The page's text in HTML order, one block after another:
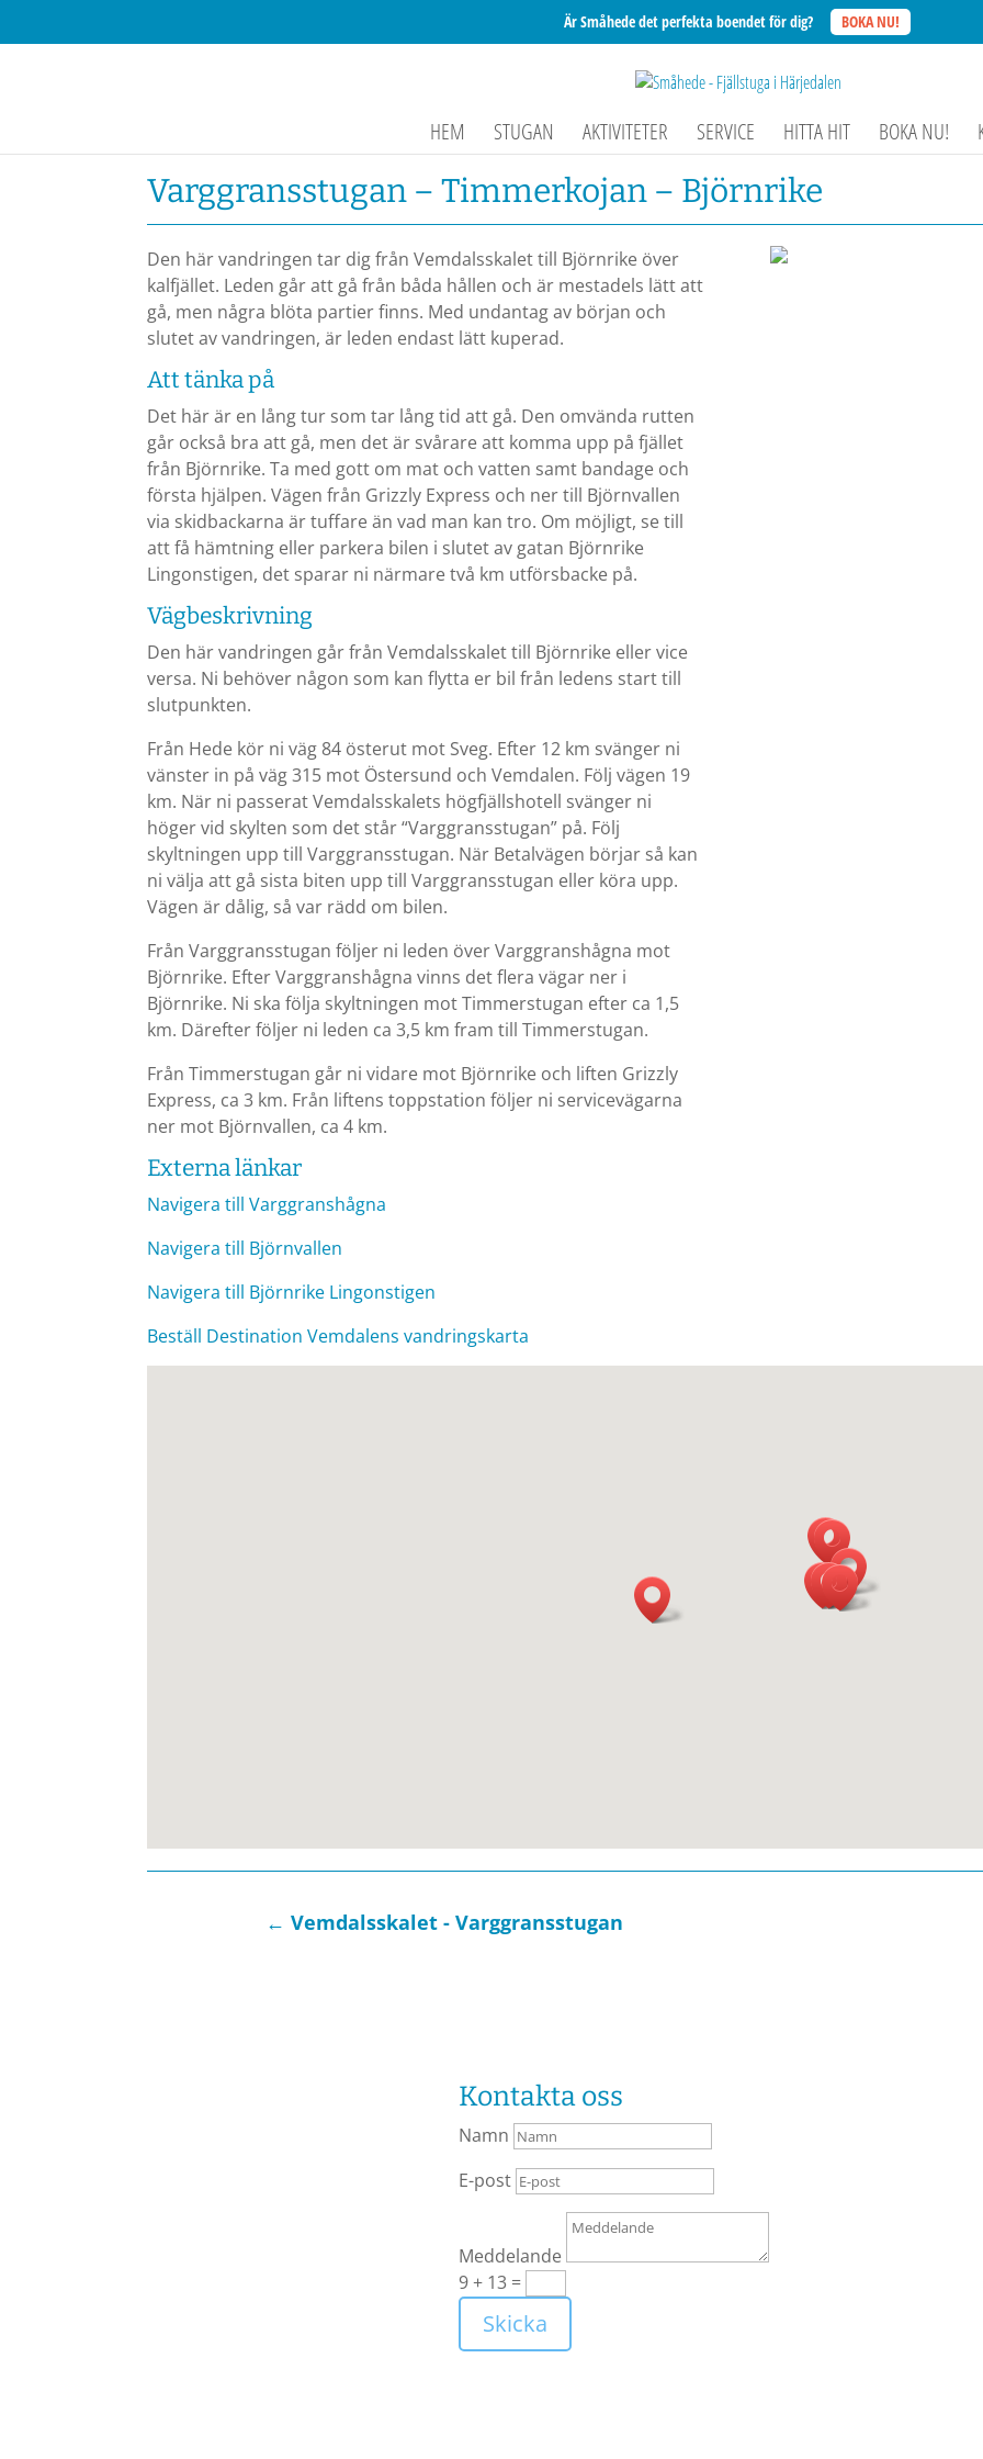
Är Småhede det perfekta boendet för dig? BOKA NU!
HEM STUGAN AKTIVITETER SERVICE HITTA HIT BOKA NU!
Varggransstugan – Timmerkojan – Björnrike
Den här vandringen tar dig från Vemdalsskalet till Björnrike över
kalfjället. Leden går att gå från båda hållen och är mestadels lätt att
gå, men några blöta partier finns. Med undantag av början och
slutet av vandringen, är leden endast lätt kuperad.
Att tänka på
Det här är en lång tur som tar lång tid att gå. Den omvända rutten
går också bra att gå, men det är svårare att komma upp på fjället
från Björnrike. Ta med gott om mat och vatten samt bandage och
första hjälpen. Vägen från Grizzly Express och ner till Björnvallen
via skidbackarna är tuffare än vad man kan tro. Om möjligt, se till
att få hämtning eller parkera bilen i slutet av gatan Björnrike
Lingonstigen, det sparar ni närmare två km utförsbacke på.
Vägbeskrivning
Den här vandringen går från Vemdalsskalet till Björnrike eller vice
versa. Ni behöver någon som kan flytta er bil från ledens start till
slutpunkten.
Från Hede kör ni väg 84 österut mot Sveg. Efter 12 km svänger ni
vänster in på väg 315 mot Östersund och Vemdalen. Följ vägen 19
km. När ni passerat Vemdalsskalets högfjällshotell svänger ni
höger vid skylten som det står “Varggransstugan” på. Följ
skyltningen upp till Varggransstugan. När Betalvägen börjar så kan
ni välja att gå sista biten upp till Varggransstugan eller köra upp.
Vägen är dålig, så var rädd om bilen.
Från Varggransstugan följer ni leden över Varggranshågna mot
Björnrike. Efter Varggranshågna vinns det flera vägar ner i
Björnrike. Ni ska följa skyltningen mot Timmerstugan efter ca 1,5
km. Därefter följer ni leden ca 3,5 km fram till Timmerstugan.
Från Timmerstugan går ni vidare mot Björnrike och liften Grizzly
Express, ca 3 km. Från liftens toppstation följer ni servicevägarna
ner mot Björnvallen, ca 4 km.
Externa länkar
Navigera till Varggranshågna
Navigera till Björnvallen
Navigera till Björnrike Lingonstigen
Beställ Destination Vemdalens vandringskarta
← Vemdalsskalet - Varggransstugan
Kontakta oss
Namn
E-post
Meddelande
9 + 13=
Skicka